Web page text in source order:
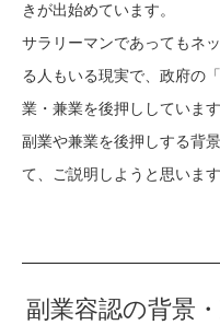
きが出始めています。
サラリーマンであってもネ
る人もいる現実で、政府の
業・兼業を後押ししています
副業や兼業を後押しする背
て、ご説明しようと思います
副業容認の背景